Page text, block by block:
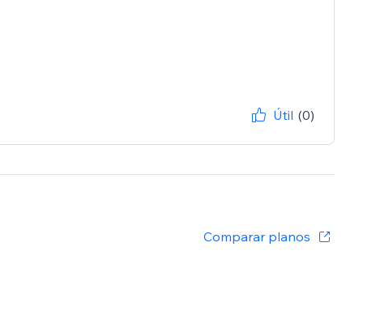
Útil (0)
Comparar planos